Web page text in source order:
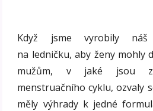
Když jsme vyrobily
na ledničku, aby ženy mohly
mužům, v jaké jsou
menstruačního cyklu, ozvaly
měly výhrady k jedné